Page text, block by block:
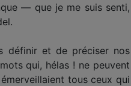
— que je me suis senti,
définir et de préciser nos
qui, hélas ! ne peuvent
tous ceux qui